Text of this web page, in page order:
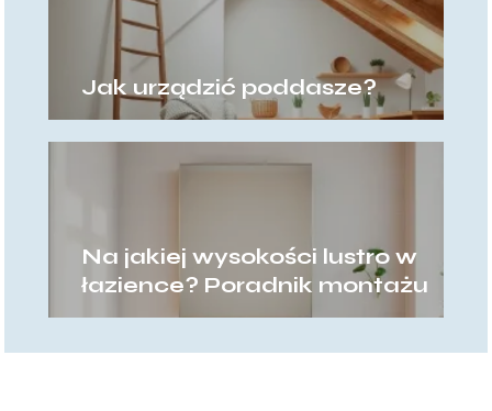
Jak urządzić poddasze?
Na jakiej wysokości lustro w
łazience? Poradnik montażu